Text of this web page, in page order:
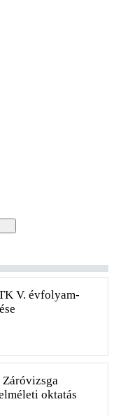
V. évfolyam-
Záróvizsga
oktatás